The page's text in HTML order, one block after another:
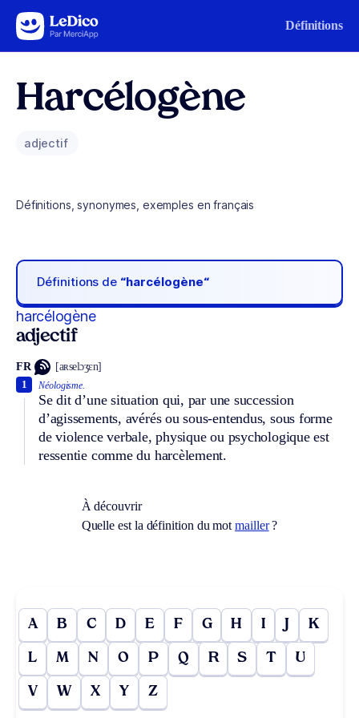
Aller au contenu Définitions
Harcélogène
adjectif
Définitions, synonymes, exemples en français
Définitions de “harcélogène“
harcélogène
adjectif
FR [aʀselɔʒɛn]
Néologisme.
Se dit d’une situation qui, par une succession
d’agissements, avérés ou sous-entendus, sous forme
de violence verbale, physique ou psychologique est
ressentie comme du harcèlement.
1
À découvrir
Quelle est la définition du motmailler?
A B C D E F G H I J K
L M N O P Q R S T U
V W X Y Z